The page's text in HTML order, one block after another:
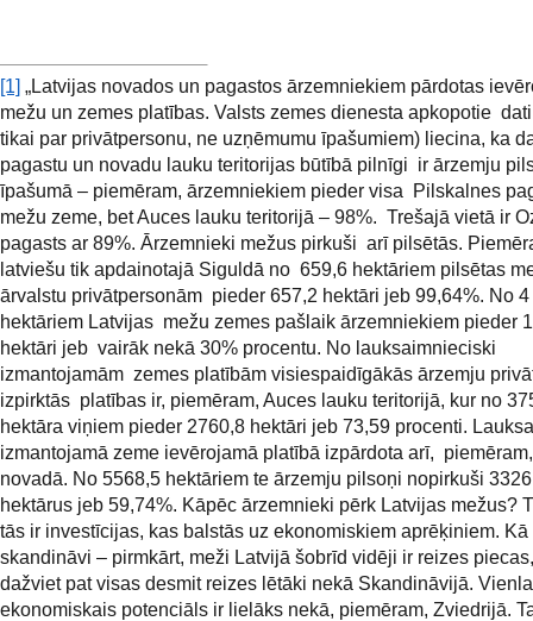
[1] „Latvijas novados un pagastos ārzemniekiem pārdotas
mežu un zemes platības. Valsts zemes dienesta apkopotie
tikai par privātpersonu, ne uzņēmumu īpašumiem) liecina, ka
pagastu un novadu lauku teritorijas būtībā pilnīgi ir ārzemju
īpašumā – piemēram, ārzemniekiem pieder visa Pilskalnes
mežu zeme, bet Auces lauku teritorijā – 98%. Trešajā vietā ir
pagasts ar 89%. Ārzemnieki mežus pirkuši arī pilsētās.
latviešu tik apdainotajā Siguldā no 659,6 hektāriem pilsētas
ārvalstu privātpersonām pieder 657,2 hektāri jeb 99,64%. No
hektāriem Latvijas mežu zemes pašlaik ārzemniekiem pieder
hektāri jeb vairāk nekā 30% procentu. No lauksaimnieciski
izmantojamām zemes platībām visiespaidīgākās ārzemju
izpirktās platības ir, piemēram, Auces lauku teritorijā, kur no
hektāra viņiem pieder 2760,8 hektāri jeb 73,59 procenti.
izmantojamā zeme ievērojamā platībā izpārdota arī,
novadā. No 5568,5 hektāriem te ārzemju pilsoņi nopirkuši
hektārus jeb 59,74%. Kāpēc ārzemnieki pērk Latvijas mežus?
tās ir investīcijas, kas balstās uz ekonomiskiem aprēķiniem. Kā
skandināvi – pirmkārt, meži Latvijā šobrīd vidēji ir reizes
dažviet pat visas desmit reizes lētāki nekā Skandināvijā.
ekonomiskais potenciāls ir lielāks nekā, piemēram, Zviedrijā.